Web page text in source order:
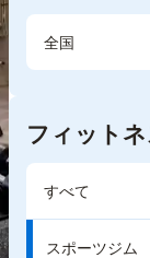
全国
フィット
すべて
スポーツジム